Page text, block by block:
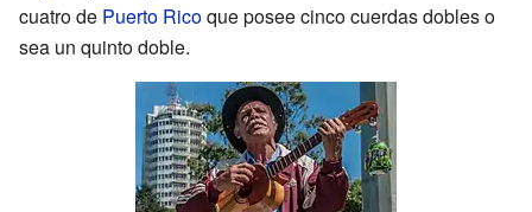
cuatro de Puerto Ricoque posee cinco cuerdas dobles o
sea un quinto doble.